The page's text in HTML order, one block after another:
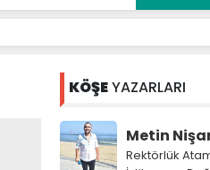
KÖŞEYAZARLARI
Metin
Rektörlük